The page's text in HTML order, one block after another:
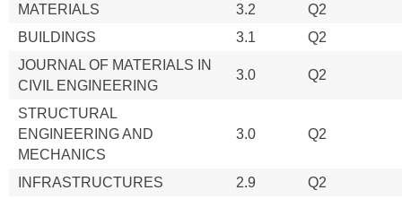
MATERIALS
3.2
Q2
BUILDINGS
3.1
Q2
JOURNAL OF MATERIALS IN
CIVIL ENGINEERING
3.0 Q2
STRUCTURAL
ENGINEERING AND
MECHANICS
3.0 Q2
INFRASTRUCTURES 2.9
Q2